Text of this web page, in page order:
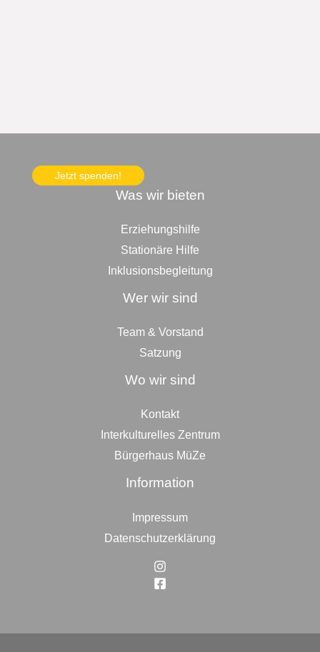
Jetzt spenden!
Was wir bieten
Erziehungshilfe
Stationäre Hilfe
Inklusionsbegleitung
Wer wir sind
Team & Vorstand
Satzung
Wo wir sind
Kontakt
Interkulturelles Zentrum
Bürgerhaus MüZe
Information
Impressum
Datenschutzerklärung